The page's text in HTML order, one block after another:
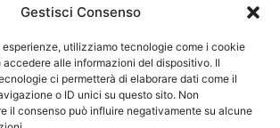
Gestisci Consenso
esperienze, utilizziamo tecnologie come i cookie
accedere alle informazioni del dispositivo. Il
ci permetterà di elaborare dati come il
o ID unici su questo sito. Non
il consenso può influire negativamente su alcune
13498
7303
4209